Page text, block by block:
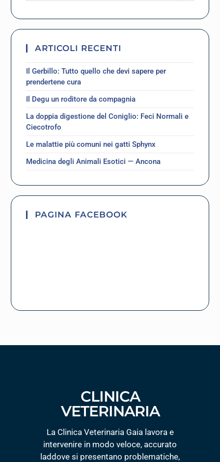
ARTICOLI RECENTI
Il Gerbillo: Tutto quello che devi sapere per
prendertene cura
Il Degu un roditore da compagnia
La doppia digestione del Coniglio: Feci Normali e
Ciecotrofo
Le malattie più comuni nei gatti Sphynx
Medicina degli Animali Esotici — Ancona
PAGINA FACEBOOK
CLINICA
VETERINARIA
La Clinica Veterinaria Gaia lavora e
intervenire in modo veloce, accurato
laddove si presentano problematiche,